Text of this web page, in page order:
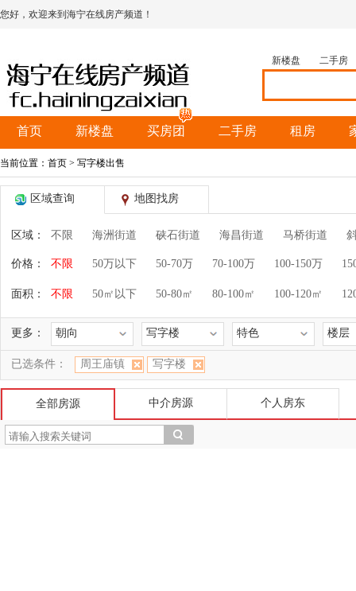
您好，欢迎来到海宁在线房产频道！
新楼盘 二手房
首页 新楼盘 买房团 二手房 租房
当前位置： 首页 > 写字楼出售
区域查询 地图找房
区域： 不限 海洲街道 硖石街道 海昌街道 马桥街道
价格： 不限 50万以下 50-70万 70-100万 100-150万
面积： 不限 50㎡以下 50-80㎡ 80-100㎡ 100-120㎡
更多： 朝向 写字楼 特色 楼层
已选条件： 周王庙镇 写字楼
全部房源 中介房源 个人房东